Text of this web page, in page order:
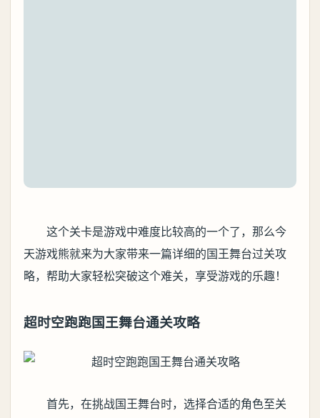
这个关卡是游戏中难度比较高的一个了，那么今
天游戏熊就来为大家带来一篇详细的国王舞台过关攻
略，帮助大家轻松突破这个难关，享受游戏的乐趣！
超时空跑跑国王舞台通关攻略
首先，在挑战国王舞台时，选择合适的角色至关